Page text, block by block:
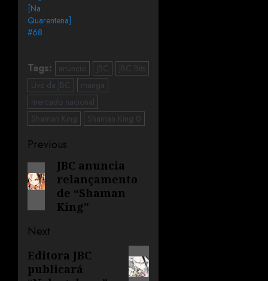
[Na
Quarentena]
#68
Tags: anúncio JBC
JBC Bits
Live da JBC
manga
mercado nacional
Shaman King
Shaman King 0
Previous
JBC anuncia
relançamento
de “Shaman
King”
Next
Editora JBC
publicará